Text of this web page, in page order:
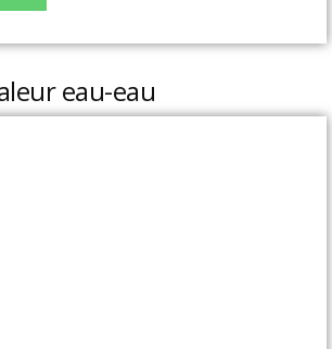
eau-eau